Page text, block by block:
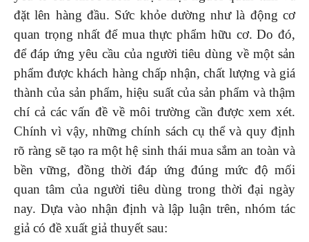
đặt lên hàng đầu. Sức khỏe dường như là động cơ
quan trọng nhất để mua thực phẩm hữu cơ. Do đó,
để đáp ứng yêu cầu của người tiêu dùng về một sản
phẩm được khách hàng chấp nhận, chất lượng và giá
thành của sản phẩm, hiệu suất của sản phẩm và thậm
chí cả các vấn đề về môi trường cần được xem xét.
Chính vì vậy, những chính sách cụ thể và quy định
rõ ràng sẽ tạo ra một hệ sinh thái mua sắm an toàn và
bền vững, đồng thời đáp ứng đúng mức độ mối
quan tâm của người tiêu dùng trong thời đại ngày
nay. Dựa vào nhận định và lập luận trên, nhóm tác
giả có đề xuất giả thuyết sau: